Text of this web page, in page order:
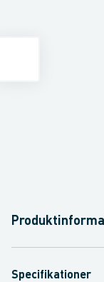
Specifikationer